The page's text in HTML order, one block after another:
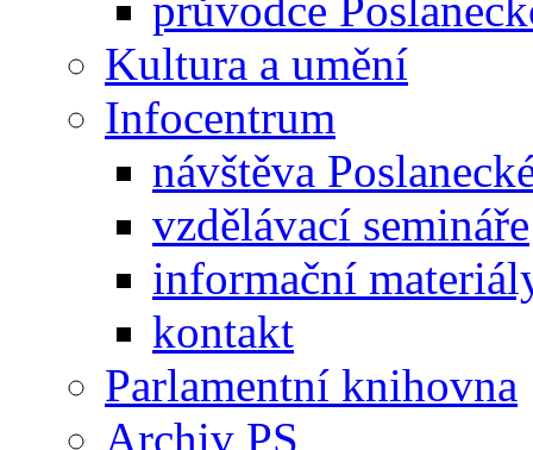
Kultura a umění
Infocentrum
návštěva
vzdělávací semináře
informační
kontakt
Parlamentní knihovna
Archiv PS